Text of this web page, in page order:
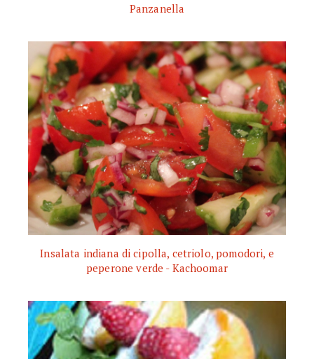
Panzanella
Insalata indiana di cipolla, cetriolo, pomodori, e
peperone verde - Kachoomar